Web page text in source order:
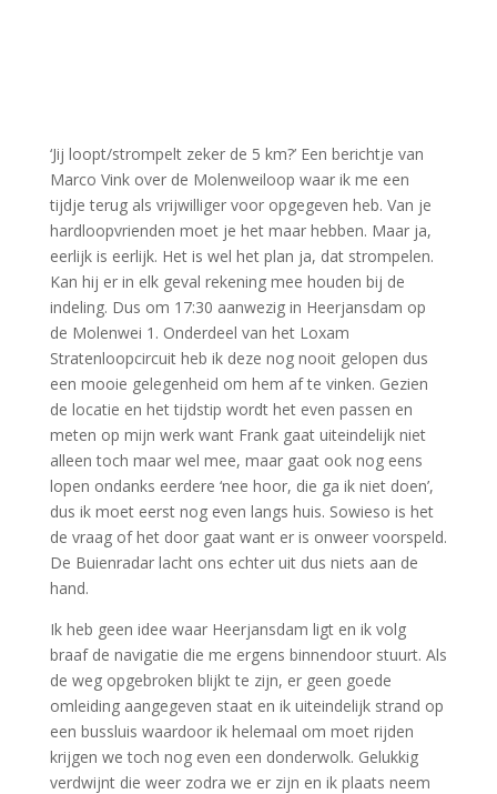
‘Jij loopt/strompelt zeker de 5 km?’ Een berichtje van
Marco Vink over de Molenweiloop waar ik me een
tijdje terug als vrijwilliger voor opgegeven heb. Van je
hardloopvrienden moet je het maar hebben. Maar ja,
eerlijk is eerlijk. Het is wel het plan ja, dat strompelen.
Kan hij er in elk geval rekening mee houden bij de
indeling. Dus om 17:30 aanwezig in Heerjansdam op
de Molenwei 1. Onderdeel van het Loxam
Stratenloopcircuit heb ik deze nog nooit gelopen dus
een mooie gelegenheid om hem af te vinken. Gezien
de locatie en het tijdstip wordt het even passen en
meten op mijn werk want Frank gaat uiteindelijk niet
alleen toch maar wel mee, maar gaat ook nog eens
lopen ondanks eerdere ‘nee hoor, die ga ik niet doen’,
dus ik moet eerst nog even langs huis. Sowieso is het
de vraag of het door gaat want er is onweer voorspeld.
De Buienradar lacht ons echter uit dus niets aan de
hand.
Ik heb geen idee waar Heerjansdam ligt en ik volg
braaf de navigatie die me ergens binnendoor stuurt. Als
de weg opgebroken blijkt te zijn, er geen goede
omleiding aangegeven staat en ik uiteindelijk strand op
een bussluis waardoor ik helemaal om moet rijden
krijgen we toch nog even een donderwolk. Gelukkig
verdwijnt die weer zodra we er zijn en ik plaats neem